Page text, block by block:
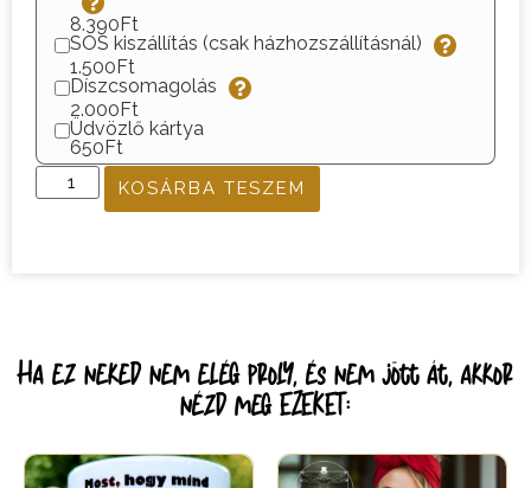
8.390Ft
SOS kiszállítás (csak házhozszállításnál)
1.500Ft
Díszcsomagolás
2.000Ft
Üdvözlő kártya
650Ft
KOSÁRBA TESZEM
Ha ez neked nem elég proly, és nem jött át, akkor
nézd meg EZEKET: